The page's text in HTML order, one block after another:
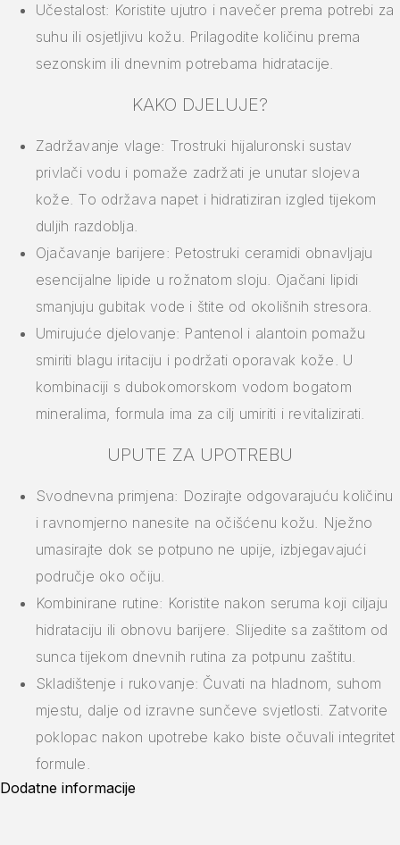
Učestalost: Koristite ujutro i navečer prema potrebi za
suhu ili osjetljivu kožu. Prilagodite količinu prema
sezonskim ili dnevnim potrebama hidratacije.
KAKO DJELUJE?
Zadržavanje vlage: Trostruki hijaluronski sustav
privlači vodu i pomaže zadržati je unutar slojeva
kože. To održava napet i hidratiziran izgled tijekom
duljih razdoblja.
Ojačavanje barijere: Petostruki ceramidi obnavljaju
esencijalne lipide u rožnatom sloju. Ojačani lipidi
smanjuju gubitak vode i štite od okolišnih stresora.
Umirujuće djelovanje: Pantenol i alantoin pomažu
smiriti blagu iritaciju i podržati oporavak kože. U
kombinaciji s dubokomorskom vodom bogatom
mineralima, formula ima za cilj umiriti i revitalizirati.
UPUTE ZA UPOTREBU
Svodnevna primjena: Dozirajte odgovarajuću količinu
i ravnomjerno nanesite na očišćenu kožu. Nježno
umasirajte dok se potpuno ne upije, izbjegavajući
područje oko očiju.
Kombinirane rutine: Koristite nakon seruma koji ciljaju
hidrataciju ili obnovu barijere. Slijedite sa zaštitom od
sunca tijekom dnevnih rutina za potpunu zaštitu.
Skladištenje i rukovanje: Čuvati na hladnom, suhom
mjestu, dalje od izravne sunčeve svjetlosti. Zatvorite
poklopac nakon upotrebe kako biste očuvali integritet
formule.
Dodatne informacije